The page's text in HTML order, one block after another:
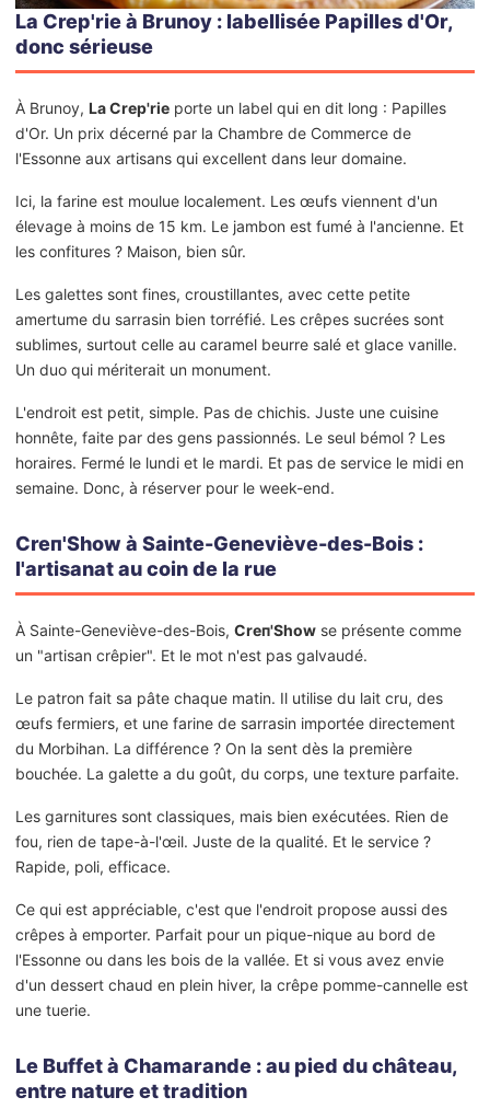
La Crep'rie à Brunoy : labellisée Papilles d'Or,
donc sérieuse
À Brunoy, La Crep'rie porte un label qui en dit long : Papilles
d'Or. Un prix décerné par la Chambre de Commerce de
l'Essonne aux artisans qui excellent dans leur domaine.
Ici, la farine est moulue localement. Les œufs viennent d'un
élevage à moins de 15 km. Le jambon est fumé à l'ancienne. Et
les confitures ? Maison, bien sûr.
Les galettes sont fines, croustillantes, avec cette petite
amertume du sarrasin bien torréfié. Les crêpes sucrées sont
sublimes, surtout celle au caramel beurre salé et glace vanille.
Un duo qui mériterait un monument.
L'endroit est petit, simple. Pas de chichis. Juste une cuisine
honnête, faite par des gens passionnés. Le seul bémol ? Les
horaires. Fermé le lundi et le mardi. Et pas de service le midi en
semaine. Donc, à réserver pour le week-end.
Creп'Show à Sainte-Geneviève-des-Bois :
l'artisanat au coin de la rue
À Sainte-Geneviève-des-Bois, Creп'Show se présente comme
un "artisan crêpier". Et le mot n'est pas galvaudé.
Le patron fait sa pâte chaque matin. Il utilise du lait cru, des
œufs fermiers, et une farine de sarrasin importée directement
du Morbihan. La différence ? On la sent dès la première
bouchée. La galette a du goût, du corps, une texture parfaite.
Les garnitures sont classiques, mais bien exécutées. Rien de
fou, rien de tape-à-l'œil. Juste de la qualité. Et le service ?
Rapide, poli, efficace.
Ce qui est appréciable, c'est que l'endroit propose aussi des
crêpes à emporter. Parfait pour un pique-nique au bord de
l'Essonne ou dans les bois de la vallée. Et si vous avez envie
d'un dessert chaud en plein hiver, la crêpe pomme-cannelle est
une tuerie.
Le Buffet à Chamarande : au pied du château,
entre nature et tradition